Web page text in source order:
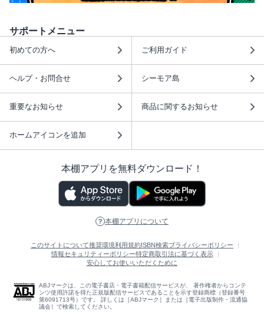
サポートメニュー
初めての方へ ご利用ガイド
ヘルプ・お問合せ シーモア島
重要なお知らせ 商品に関するお知らせ
ホームアイコンを追加
本棚アプリを無料ダウンロード！
本棚アプリについて
このサイトについて推奨環境利用規約ISBN検索プライバシーポリシー
情報セキュリティーポリシー特定商取引法に基づく表示
安心してお使いいただくために
ABJマークは、この電子書店・電子書籍配信サービスが、 著作権者からコンテ
ンツ使用許諾を得た正規版配信サービスであることを示す登録商標（登録番号
第6091713号）です。 詳しくは［ABJマーク］または［電子出版制作・流通協
議会］で検索してください。